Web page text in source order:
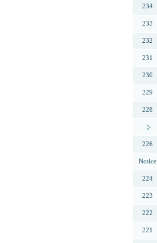
234
233
232
231
230
229
228
226
Notice
224
223
222
221